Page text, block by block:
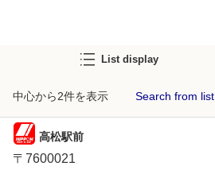
List display
中心から2件を表示 Search from list
高松駅前
〒7600021